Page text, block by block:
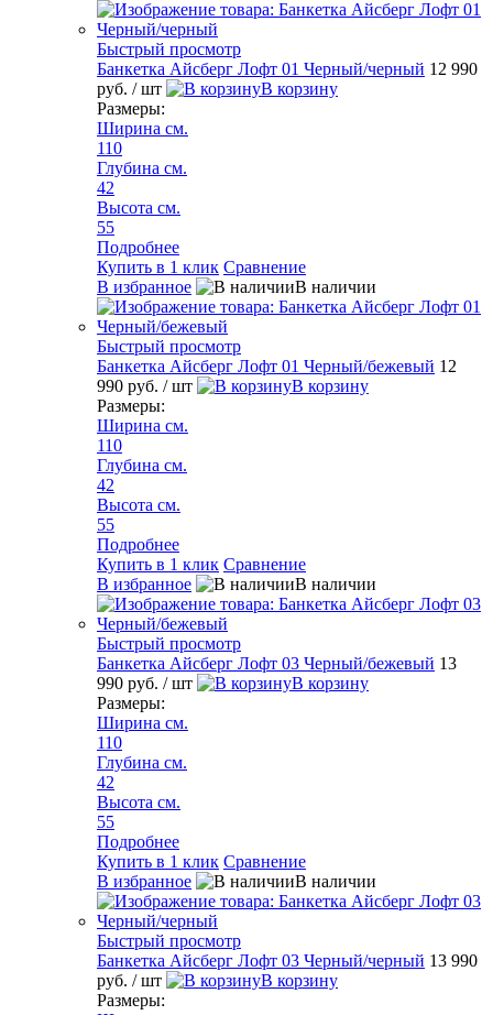
Быстрый просмотр
Банкетка Айсберг Лофт 01 Черный/черный 12 990
руб. / шт
В корзину
Размеры:
Ширина см.
110
Глубина см.
42
Высота см.
55
Подробнее
Купить в 1 клик Сравнение
В избранное
В наличии
Быстрый просмотр
Банкетка Айсберг Лофт 01 Черный/бежевый 12
990 руб. / шт
В корзину
Размеры:
Ширина см.
110
Глубина см.
42
Высота см.
55
Подробнее
Купить в 1 клик Сравнение
В избранное
В наличии
Быстрый просмотр
Банкетка Айсберг Лофт 03 Черный/бежевый 13
990 руб. / шт
В корзину
Размеры:
Ширина см.
110
Глубина см.
42
Высота см.
55
Подробнее
Купить в 1 клик Сравнение
В избранное
В наличии
Быстрый просмотр
Банкетка Айсберг Лофт 03 Черный/черный 13 990
руб. / шт
В корзину
Размеры: